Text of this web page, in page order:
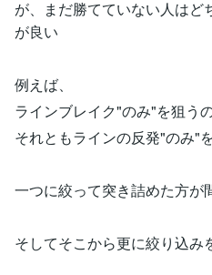
が、まだ勝てていない人は
が良い
例えば、
ラインブレイク"のみ"を狙う
それともラインの反発"のみ"
一つに絞って突き詰めた方が
そしてそこから更に絞り込み